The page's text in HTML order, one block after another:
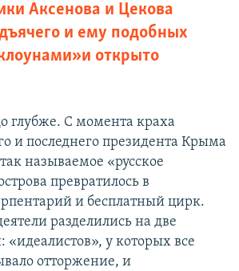
Аксенова и Цекова
и ему подобных
и открыто
глубже. С момента краха
и последнего президента Крыма
называемое «русское
превратилось в
и бесплатный цирк.
разделились на две
«идеалистов», у которых все
отторжение, и